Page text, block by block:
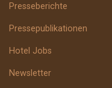
Presseberichte
Pressepublikationen
Hotel Jobs
Newsletter